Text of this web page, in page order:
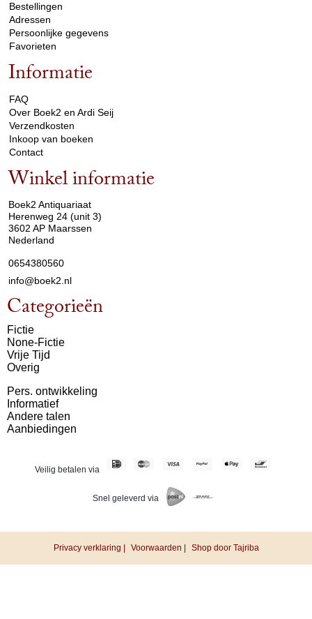
Bestellingen
Adressen
Persoonlijke gegevens
Favorieten
Informatie
FAQ
Over Boek2 en Ardi Seij
Verzendkosten
Inkoop van boeken
Contact
Winkel informatie
Boek2 Antiquariaat
Herenweg 24 (unit 3)
3602 AP Maarssen
Nederland
0654380560
info@boek2.nl
Categorieën
Fictie
None-Fictie
Vrije Tijd
Overig
Pers. ontwikkeling
Informatief
Andere talen
Aanbiedingen
Veilig betalen via
Snel geleverd via
Privacy verklaring | Voorwaarden | Shop door Tajriba